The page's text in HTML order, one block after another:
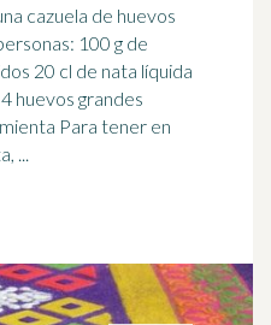
cazuela de huevos
100 g de
20 cl de nata líquida
huevos grandes
tener en
...